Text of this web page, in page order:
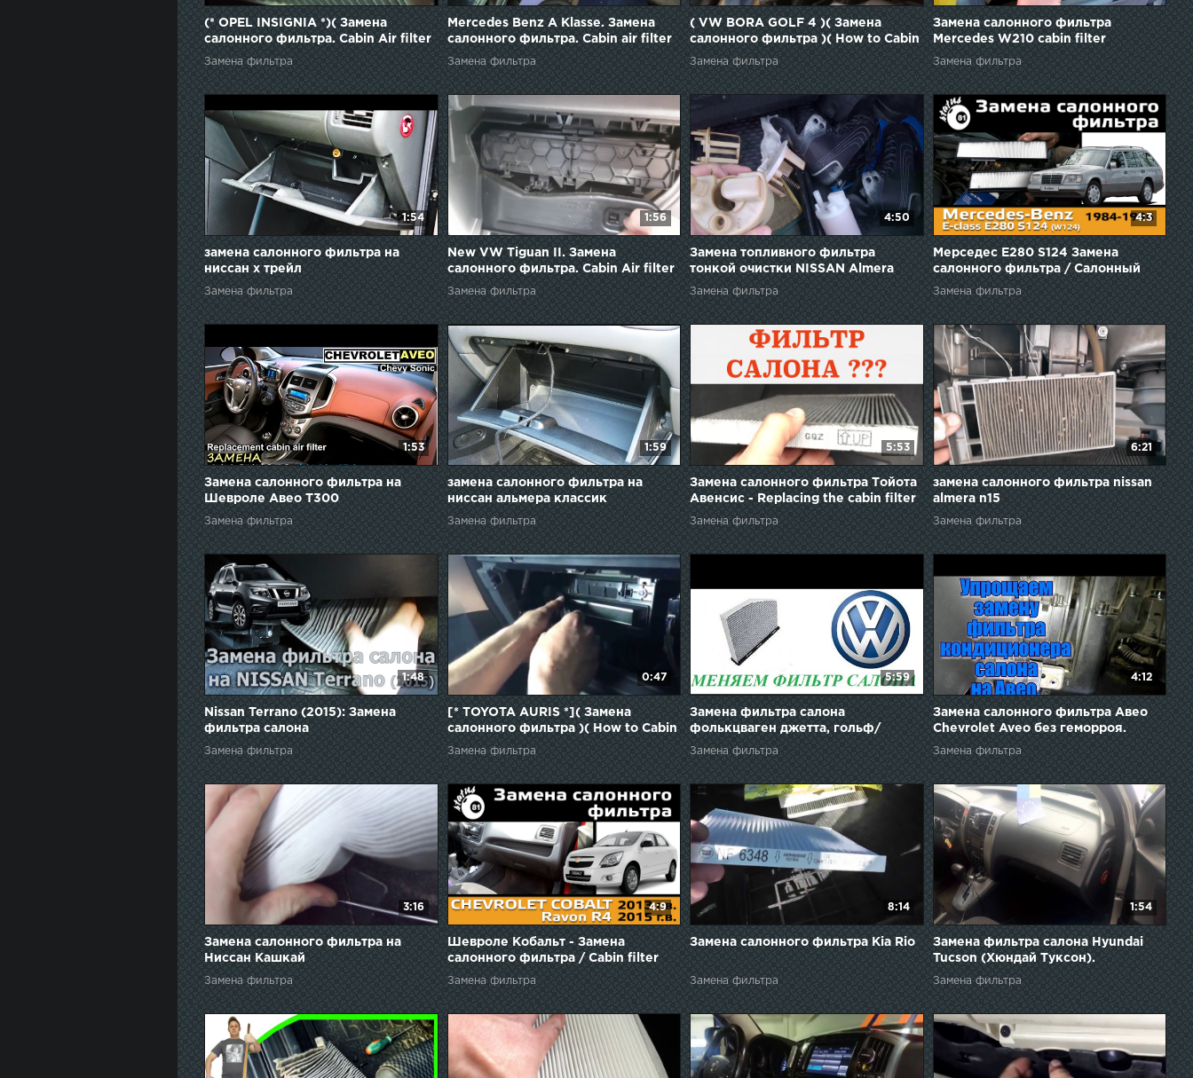
(* OPEL INSIGNIA *)( Замена
салонного фильтра. Cabin Air filter
change. Pollenfilter wechseln
Замена фильтра
Mercedes Benz A Klasse. Замена
салонного фильтра. Cabin air filter
replacement.
Замена фильтра
( VW BORA GOLF 4 )( Замена
салонного фильтра )( How to Cabin
Air Filter Replacement )
Замена фильтра
Замена салонного фильтра
Mercedes W210 cabin filter
replacement
Замена фильтра
1:54
замена салонного фильтра на
ниссан х трейл
Замена фильтра
1:56
New VW Tiguan II. Замена
салонного фильтра. Cabin Air filter
change. Pollenfilter wechsel.
Замена фильтра
4:50
Замена топливного фильтра
тонкой очистки NISSAN Almera
Замена фильтра
4:3
Мерседес E280 S124 Замена
салонного фильтра / Салонный
фильтр мерседес W124 / Cabin
filter Mercedes
Замена фильтра
1:53
Замена салонного фильтра на
Шевроле Авео Т300
Замена фильтра
1:59
замена салонного фильтра на
ниссан альмера классик
Замена фильтра
5:53
Замена салонного фильтра Тойота
Авенсис - Replacing the cabin filter
Toyota Avensis
Замена фильтра
6:21
замена салонного фильтра nissan
almera n15
Замена фильтра
1:48
Nissan Terrano (2015): Замена
фильтра салона
Замена фильтра
0:47
[* TOYOTA AURIS *]( Замена
салонного фильтра )( How to Cabin
Air Filter Replacement )
Замена фильтра
5:59
Замена фильтра салона
фолькцваген джетта, гольф/
Replacing the cabin filter
folktsvagen Jetta , Golf
Замена фильтра
4:12
Замена салонного фильтра Авео
Chevrolet Aveo без геморроя.
Замена фильтра
3:16
Замена салонного фильтра на
Ниссан Кашкай
Замена фильтра
4:9
Шевроле Кобальт - Замена
салонного фильтра / Cabin filter
Chevrolet Cobalt / Cabin filter Ravon
R4
Замена фильтра
8:14
Замена салонного фильтра Kia Rio
Замена фильтра
1:54
Замена фильтра салона Hyundai
Tucson (Хюндай Туксон).
Replacement Hyundai Tucson cabin
filter
Замена фильтра